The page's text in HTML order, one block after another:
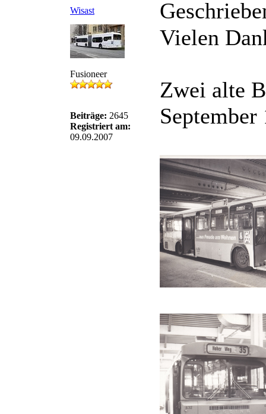
Wisast
Fusioneer
Beiträge: 2645
Registriert am:
09.09.2007
Vielen
Zwei alte